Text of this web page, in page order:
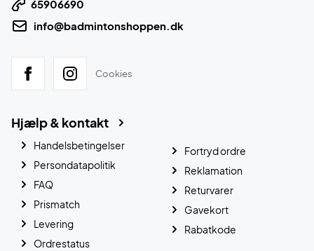
65906690
info@badmintonshoppen.dk
Cookies
Hjælp & kontakt
Handelsbetingelser
Persondatapolitik
FAQ
Prismatch
Levering
Ordrestatus
Fortryd ordre
Reklamation
Returvarer
Gavekort
Rabatkode